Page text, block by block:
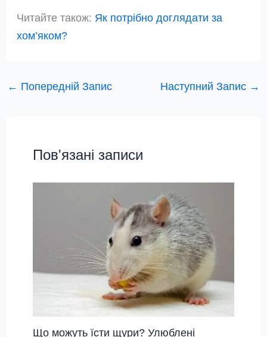
Читайте також: Як потрібно доглядати за
хом’яком?
← Попередній Запис Наступний Запис →
Пов'язані записи
Що можуть їсти щури? Улюблені